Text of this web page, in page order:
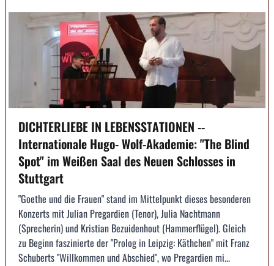
DICHTERLIEBE IN LEBENSSTATIONEN --
Internationale Hugo- Wolf-Akademie: "The Blind
Spot" im Weißen Saal des Neuen Schlosses in
Stuttgart
"Goethe und die Frauen" stand im Mittelpunkt dieses besonderen
Konzerts mit Julian Pregardien (Tenor), Julia Nachtmann
(Sprecherin) und Kristian Bezuidenhout (Hammerflügel). Gleich
zu Beginn faszinierte der "Prolog in Leipzig: Käthchen" mit Franz
Schuberts "Willkommen und Abschied", wo Pregardien mi...